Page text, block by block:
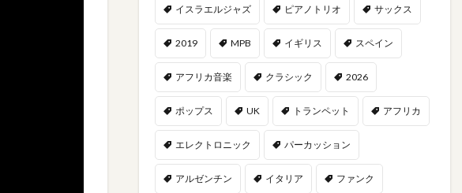
イスラエルジャズ ピアノトリオ サックス
2019 MPB イギリス スペイン
アフリカ音楽 クラシック 2026
ポップス UK トランペット アフリカ
エレクトロニック パーカッション
アルゼンチン イタリア ファンク